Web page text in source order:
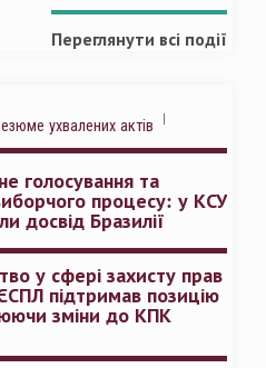
Переглянути всі події
ухвалених актів
голосування та
процесу: у КСУ
досвід Бразилії
у сфері захисту прав
підтримав позицію
зміни до КПК